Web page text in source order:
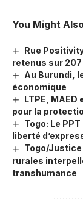
You Might
Rue
retenus sur 207
Au Burundi,
économique
LTPE,
pour la
Togo: Le
liberté
Togo/
rurales
transhumance